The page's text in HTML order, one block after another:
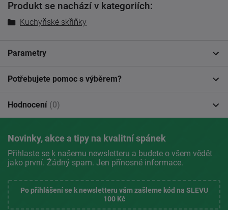
Produkt se nachází v kategoriích:
Kuchyňské skříňky
Parametry
Potřebujete pomoc s výběrem?
Hodnocení (0)
Novinky, akce a tipy na kvalitní spánek
Přihlaste se k našemu newsletteru a budete o všem vědět
jako první. Žádný spam. Jen přínosné informace.
Po přihlášení se k newsletteru vám zašleme kód na SLEVU
100 Kč